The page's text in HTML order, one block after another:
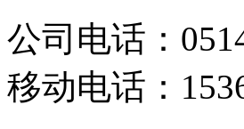
公司电话：
移动电话：